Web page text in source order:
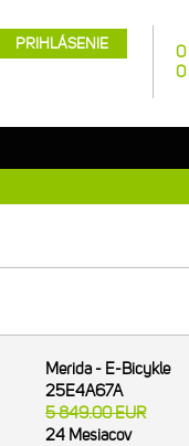
Merida - E-Bicykle
25E4A67A
5 849.00EUR
24 Mesiacov
0
0
PRIHLÁSENIE